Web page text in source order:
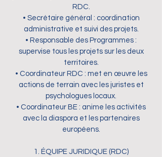
RDC.
• Secrétaire général : coordination
administrative et suivi des projets.
• Responsable des Programmes :
supervise tous les projets sur les deux
territoires.
• Coordinateur RDC : met en œuvre les
actions de terrain avec les juristes et
psychologues locaux.
• Coordinateur BE : anime les activités
avec la diaspora et les partenaires
européens.
1. ÉQUIPE JURIDIQUE (RDC)